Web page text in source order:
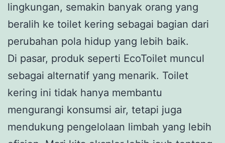
lingkungan, semakin banyak orang yang
beralih ke toilet kering sebagai bagian dari
perubahan pola hidup yang lebih baik.
Di pasar, produk seperti EcoToilet muncul
sebagai alternatif yang menarik. Toilet
kering ini tidak hanya membantu
mengurangi konsumsi air, tetapi juga
mendukung pengelolaan limbah yang lebih